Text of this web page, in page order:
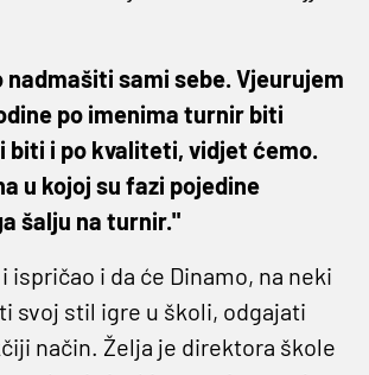
nadmašiti sami sebe. Vjeurujem
po imenima turnir biti
biti i po kvaliteti, vidjet ćemo.
u kojoj su fazi pojedine
šalju na turnir."
ispričao i da će Dinamo, na neki
svoj stil igre u školi, odgajati
način. Želja je direktora škole